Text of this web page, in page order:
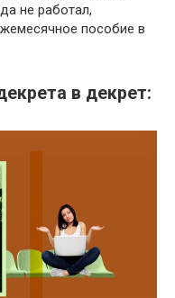
не работал,
пособие в
в декрет: